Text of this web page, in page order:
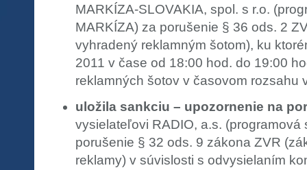
MARKÍZA-SLOVAKIA, spol. s r.o.
MARKÍZA) za porušenie § 36 ods. 2
vyhradený reklamným šotom), ku
2011 v čase od 18:00 hod. do 19:00
reklamných šotov v časovom rozsahu
uložila sankciu – upozornenie na
vysielateľovi RADIO, a.s. (programová
porušenie § 32 ods. 9 zákona ZVR
reklamy) v súvislosti s odvysielaním